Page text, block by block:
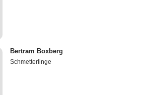
Bertram Boxberg
Schmetterlinge